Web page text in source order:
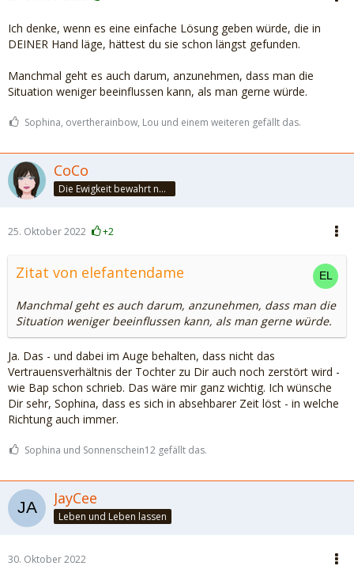
Ich denke, wenn es eine einfache Lösung geben würde, die in
DEINER Hand läge, hättest du sie schon längst gefunden.
Manchmal geht es auch darum, anzunehmen, dass man die
Situation weniger beeinflussen kann, als man gerne würde.
Sophina, overtherainbow, Lou und einem weiteren gefällt das.
CoCo
Die Ewigkeit bewahrt nur die Liebe, weil sie von gleicher Natur ist. ~Khalil Gibran~
25. Oktober 2022 +2
Zitat von elefantendame
Manchmal geht es auch darum, anzunehmen, dass man die
Situation weniger beeinflussen kann, als man gerne würde.
Ja. Das - und dabei im Auge behalten, dass nicht das
Vertrauensverhältnis der Tochter zu Dir auch noch zerstört wird -
wie Bap schon schrieb. Das wäre mir ganz wichtig. Ich wünsche
Dir sehr, Sophina, dass es sich in absehbarer Zeit löst - in welche
Richtung auch immer.
Sophina und Sonnenschein12 gefällt das.
JayCee
Leben und Leben lassen
30. Oktober 2022